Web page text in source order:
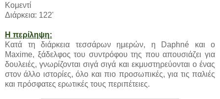
Κομεντί
Διάρκεια: 122'
Η περίληψη:
Κατά τη διάρκεια τεσσάρων ημερών, η Daphné και ο
Maxime, ξάδελφος του συντρόφου της που απουσιάζει για
δουλειές, γνωρίζονται σιγά σιγά και εκμυστηρεύονται ο ένας
στον άλλο ιστορίες, όλο και πιο προσωπικές, για τις παλιές
και πρόσφατες ερωτικές τους περιπέτειες.